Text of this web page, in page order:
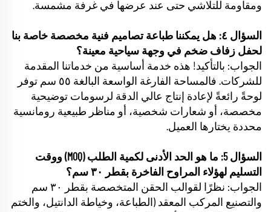
ومقاومة للتلاشي حتى عند عرضها في غرفة مشمسة.
السؤال ٤: هل يمكننا طباعة تصاميم فنية مخصصة خاصة بنا
لحفل زفاف ضخم في وجهة سياحية معينة؟
الجواب: بالتأكيد! هذه خدمة أساسية من خدماتنا المقدمة
للشركات. فالمساحة الفارغة الواسعة البالغة ٥٥ سم توفر
لوحةً رائعةً لإعادة إنتاج عالي الدقة لرسومات توضيحية
مخصصة، أو شعارات شخصية، أو مناظر طبيعية رومانسية
محددة يختارها العميل.
السؤال 5: ما هو الحد الأدنى لكمية الطلب (MOQ) ووقت
التسليم لهؤلاء المراوح الفاخرة بقطر ٣٠ سم؟
الجواب: نظرًا لقوالب الحقن المتخصصة بقطر ٣٠ سم
والتصنيع المركب المعقد (الطباعة، وخياطة الدانتيل، والختم